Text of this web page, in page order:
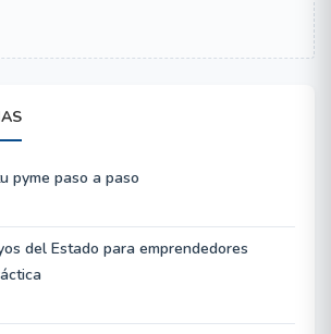
pyme paso a paso
del Estado para emprendedores